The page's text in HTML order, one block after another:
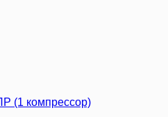
(1 компрессор)